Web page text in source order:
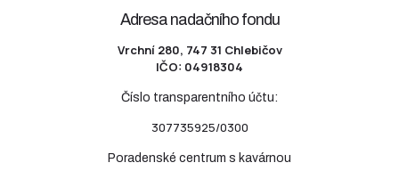
Adresa nadačního fondu
Vrchní 280, 747 31 Chlebičov
IČO: 04918304
Číslo transparentního účtu:
307735925/0300
Poradenské centrum s kavárnou